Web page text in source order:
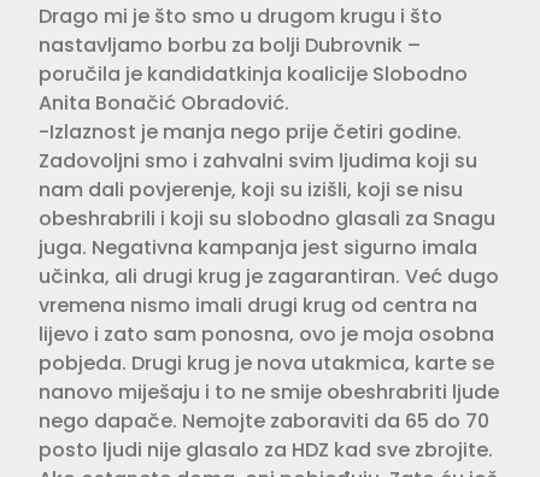
Drago mi je što smo u drugom krugu i što
nastavljamo borbu za bolji Dubrovnik –
poručila je kandidatkinja koalicije Slobodno
Anita Bonačić Obradović.
-Izlaznost je manja nego prije četiri godine.
Zadovoljni smo i zahvalni svim ljudima koji su
nam dali povjerenje, koji su izišli, koji se nisu
obeshrabrili i koji su slobodno glasali za Snagu
juga. Negativna kampanja jest sigurno imala
učinka, ali drugi krug je zagarantiran. Već dugo
vremena nismo imali drugi krug od centra na
lijevo i zato sam ponosna, ovo je moja osobna
pobjeda. Drugi krug je nova utakmica, karte se
nanovo miješaju i to ne smije obeshrabriti ljude
nego dapače. Nemojte zaboraviti da 65 do 70
posto ljudi nije glasalo za HDZ kad sve zbrojite.